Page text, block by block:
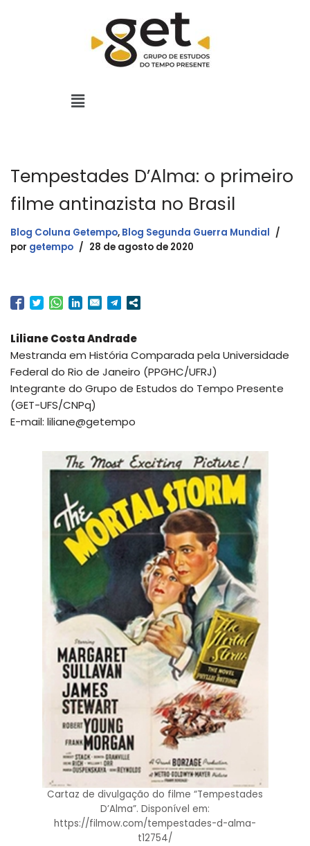
Tempestades D’Alma: o primeiro
filme antinazista no Brasil
Blog Coluna Getempo, Blog Segunda Guerra Mundial
por getempo 28 de agosto de 2020
Liliane Costa Andrade
Mestranda em História Comparada pela Universidade
Federal do Rio de Janeiro (PPGHC/UFRJ)
Integrante do Grupo de Estudos do Tempo Presente
(GET-UFS/CNPq)
E-mail: liliane@getempo
Cartaz de divulgação do filme “Tempestades
D’Alma”. Disponível em:
https://filmow.com/tempestades-d-alma-
t12754/